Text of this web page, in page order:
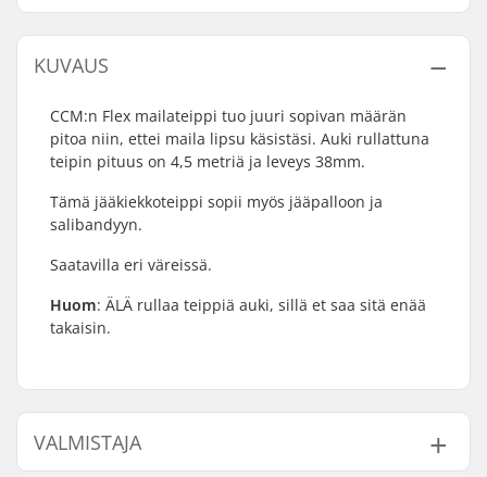
KUVAUS
CCM:n Flex mailateippi tuo juuri sopivan määrän
pitoa niin, ettei maila lipsu käsistäsi. Auki rullattuna
teipin pituus on 4,5 metriä ja leveys 38mm.
Tämä jääkiekkoteippi sopii myös jääpalloon ja
salibandyyn.
Saatavilla eri väreissä.
Huom: ÄLÄ rullaa teippiä auki, sillä et saa sitä enää
takaisin.
VALMISTAJA